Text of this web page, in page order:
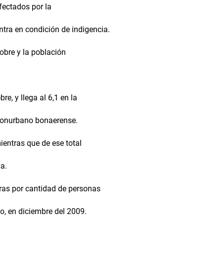
por la
en condición de indigencia.
y la población
y llega al 6,1 en la
bonaerense.
que de ese total
por cantidad de personas
en diciembre del 2009.